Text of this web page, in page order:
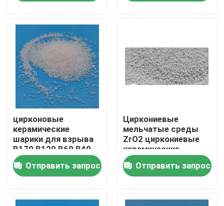
контроль качества
контактные данные
Отправить запрос
Керамические взрывая средства массовой
Керамический взрывать шарика
Керамический взрывая абразив
цирконовые
керамические
шарики для взрыва
B170 B120 B60 B40
Отправить запрос
Циркониевые
мельчатые среды
ZrO2 циркониевые
керамические
шарики для
пескоструйщиков
поставщик
Отправить запрос